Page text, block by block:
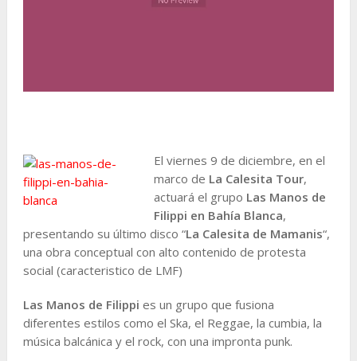
El viernes 9 de diciembre, en el
marco de La Calesita Tour,
actuará el grupo Las Manos de
Filippi en Bahía Blanca,
presentando su último disco “La Calesita de Mamanis“,
una obra conceptual con alto contenido de protesta
social (caracteristico de LMF)
Las Manos de Filippi es un grupo que fusiona
diferentes estilos como el Ska, el Reggae, la cumbia, la
música balcánica y el rock, con una impronta punk.